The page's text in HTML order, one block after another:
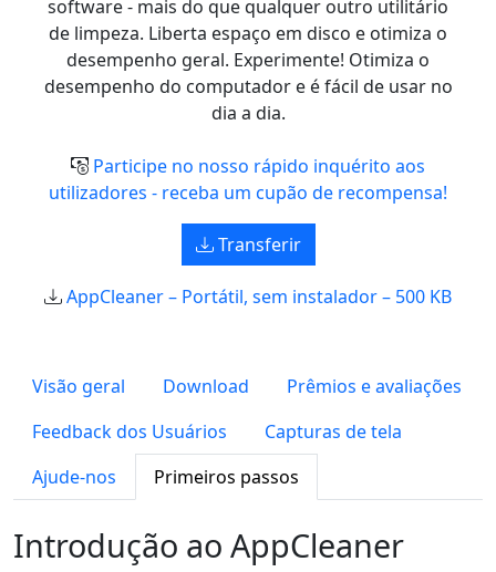
software - mais do que qualquer outro utilitário
de limpeza. Liberta espaço em disco e otimiza o
desempenho geral. Experimente! Otimiza o
desempenho do computador e é fácil de usar no
dia a dia.
Participe no nosso rápido inquérito aos
utilizadores - receba um cupão de recompensa!
Transferir
AppCleaner – Portátil, sem instalador – 500 KB
Visão geral Download
Prêmios e avaliações
Feedback dos Usuários
Capturas de tela
Ajude-nos
Primeiros passos
Introdução ao AppCleaner